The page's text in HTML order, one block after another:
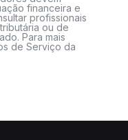
financeira e
profissionais
ou de
Para mais
de Serviço da